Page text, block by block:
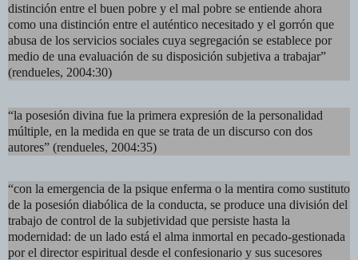
distinción entre el buen pobre y el mal pobre se entiende ahora
como una distinción entre el auténtico necesitado y el gorrón que
abusa de los servicios sociales cuya segregación se establece por
medio de una evaluación de su disposición subjetiva a trabajar”
(rendueles, 2004:30)
“la posesión divina fue la primera expresión de la personalidad
múltiple, en la medida en que se trata de un discurso con dos
autores” (rendueles, 2004:35)
“con la emergencia de la psique enferma o la mentira como sustituto
de la posesión diabólica de la conducta, se produce una división del
trabajo de control de la subjetividad que persiste hasta la
modernidad: de un lado está el alma inmortal en pecado-gestionada
por el director espiritual desde el confesionario y sus sucesores